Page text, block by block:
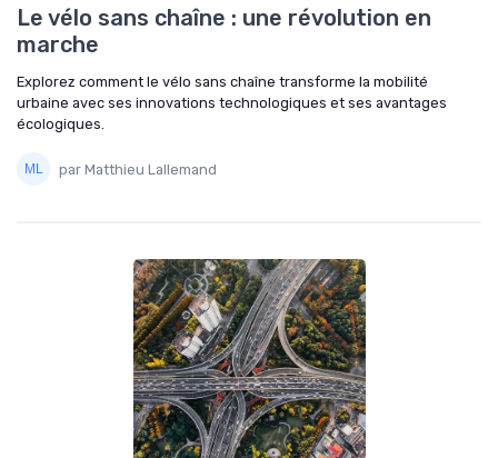
Le vélo sans chaîne : une révolution en
marche
Explorez comment le vélo sans chaîne transforme la mobilité
urbaine avec ses innovations technologiques et ses avantages
écologiques.
par Matthieu Lallemand